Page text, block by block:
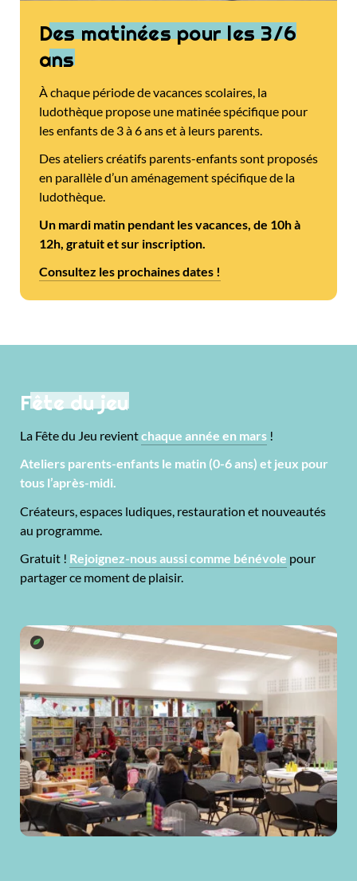
Des matinées pour les 3/6
ans
À chaque période de vacances scolaires, la
ludothèque propose une matinée spécifique pour
les enfants de 3 à 6 ans et à leurs parents.
Des ateliers créatifs parents-enfants sont proposés
en parallèle d’un aménagement spécifique de la
ludothèque.
Un mardi matin pendant les vacances, de 10h à
12h, gratuit et sur inscription.
Consultez les prochaines dates !
Fête du jeu
La Fête du Jeu revientchaque année en mars !
Ateliers parents-enfants le matin (0-6 ans) et jeux pour
tous l’après-midi.
Créateurs, espaces ludiques, restauration et nouveautés
au programme.
Gratuit ! Rejoignez-nous aussi comme bénévole pour
partager ce moment de plaisir.